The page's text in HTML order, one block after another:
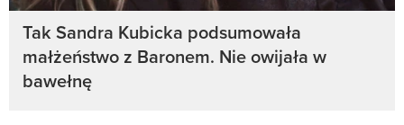
Tak Sandra Kubicka podsumowała
małżeństwo z Baronem. Nie owijała w
bawełnę